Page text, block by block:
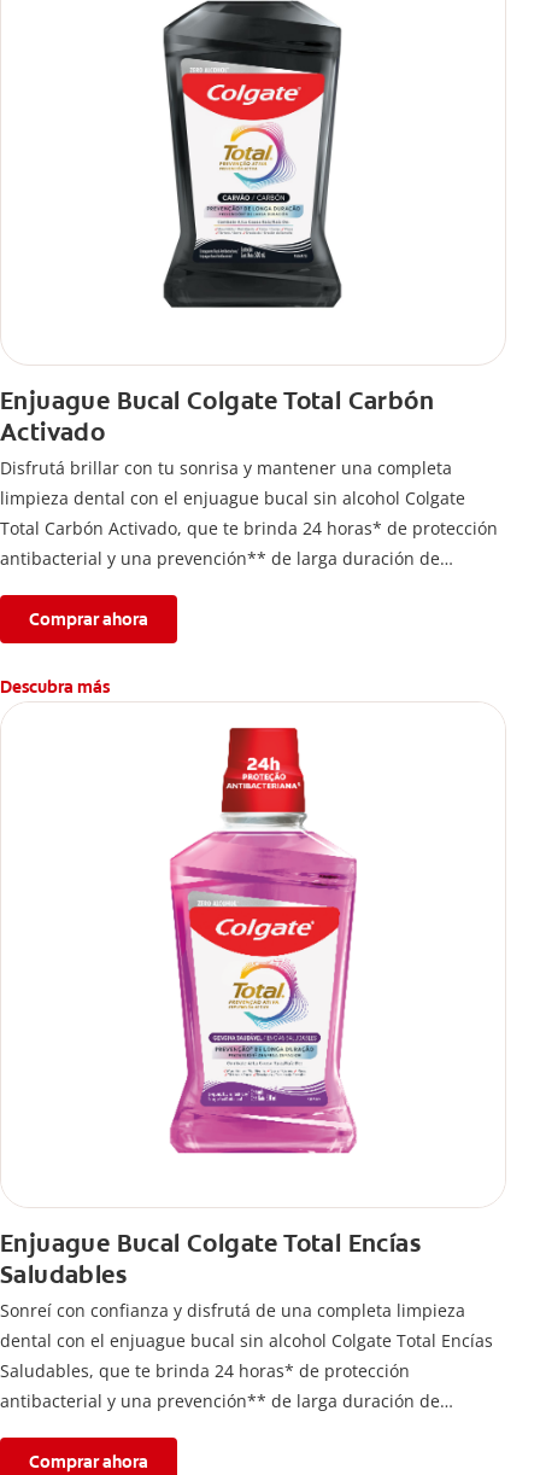
Enjuague Bucal Colgate Total Carbón
Activado
Disfrutá brillar con tu sonrisa y mantener una completa
limpieza dental con el enjuague bucal sin alcohol Colgate
Total Carbón Activado, que te brinda 24 horas* de protección
antibacterial y una prevención** de larga duración de
Comprar ahora
Descubra más
Enjuague Bucal Colgate Total Encías
Saludables
Sonreí con confianza y disfrutá de una completa limpieza
dental con el enjuague bucal sin alcohol Colgate Total Encías
Saludables, que te brinda 24 horas* de protección
antibacterial y una prevención** de larga duración de
Comprar ahora